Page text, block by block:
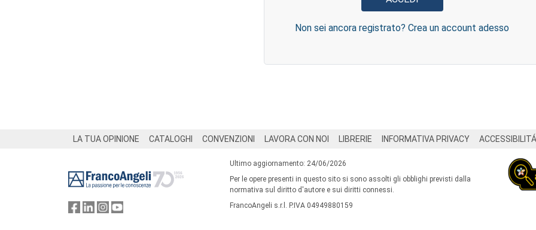
Non sei ancora registrato? Crea un account adesso
LA TUA OPINIONE CATALOGHI CONVENZIONI LAVORA CON NOI LIBRERIE INFORMATIVA PRIVACY ACCESSIBILITÁ
Ultimo aggiornamento: 24/06/2026
Per le opere presenti in questo sito si sono assolti gli obblighi previsti dalla
normativa sul diritto d'autore e sui diritti connessi.
FrancoAngeli s.r.l. P.IVA 04949880159